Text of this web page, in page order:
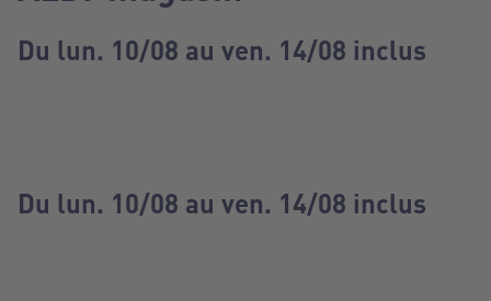
Du lun. 10/08 au ven. 14/08 inclus
Du lun. 10/08 au ven. 14/08 inclus